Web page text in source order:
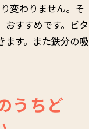
変わりません。そ
おすすめです。ビタ
ます。また鉄分の吸
うちど